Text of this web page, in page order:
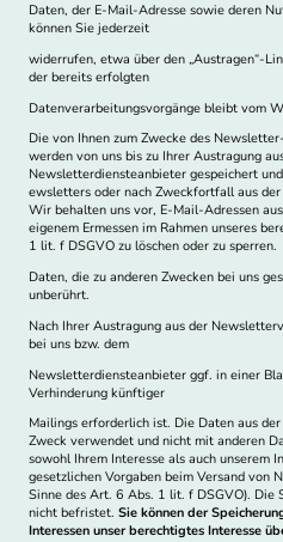
Daten, der E-Mail-Adresse sowie deren
können Sie jederzeit
widerrufen, etwa über den „Austragen“-
der bereits erfolgten
Datenverarbeitungsvorgänge bleibt vom
Die von Ihnen zum Zwecke des
werden von uns bis zu Ihrer Austragung
Newsletterdiensteanbieter gespeichert
ewsletters oder nach Zweckfortfall aus
Wir behalten uns vor, E-Mail-Adressen
eigenem Ermessen im Rahmen unseres
1 lit. f DSGVO zu löschen oder zu sperren.
Daten, die zu anderen Zwecken bei uns
unberührt.
Nach Ihrer Austragung aus der
bei uns bzw. dem
Newsletterdiensteanbieter ggf. in einer
Verhinderung künftiger
Mailings erforderlich ist. Die Daten aus
Zweck verwendet und nicht mit anderen
sowohl Ihrem Interesse als auch unserem
gesetzlichen Vorgaben beim Versand von
Sinne des Art. 6 Abs. 1 lit. f DSGVO). Die
nicht befristet. Sie können der
Interessen unser berechtigtes Interesse